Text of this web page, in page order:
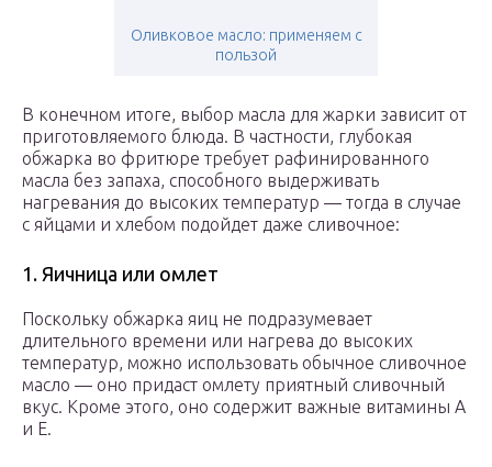
Оливковое масло: применяем с
пользой
В конечном итоге, выбор масла для жарки зависит от
приготовляемого блюда. В частности, глубокая
обжарка во фритюре требует рафинированного
масла без запаха, способного выдерживать
нагревания до высоких температур — тогда в случае
с яйцами и хлебом подойдет даже сливочное:
1. Яичница или омлет
Поскольку обжарка яиц не подразумевает
длительного времени или нагрева до высоких
температур, можно использовать обычное сливочное
масло — оно придаст омлету приятный сливочный
вкус. Кроме этого, оно содержит важные витамины А
и Е.